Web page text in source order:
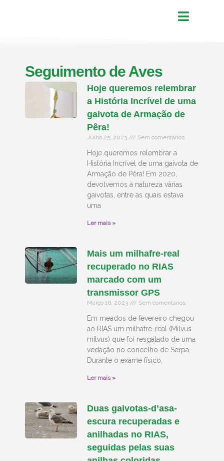
Seguimento de Aves
Hoje queremos relembrar
a História Incrível de uma
gaivota de Armação de
Pêra!
Julho 25, 2023 Sem comentários
Hoje queremos relembrar a
História Incrível de uma gaivota de
Armação de Pêra! Em 2020,
devolvemos à natureza várias
gaivotas, entre as quais estava
uma
Ler mais »
Mais um milhafre-real
recuperado no RIAS
marcado com um
transmissor GPS
Março 16, 2023 Sem comentários
Em meados de fevereiro chegou
ao RIAS um milhafre-real (Milvus
milvus) que foi resgatado de uma
vedação no concelho de Serpa.
Durante o exame físico,
Ler mais »
Duas gaivotas-d’asa-
escura recuperadas e
anilhadas no RIAS,
seguidas pelas suas